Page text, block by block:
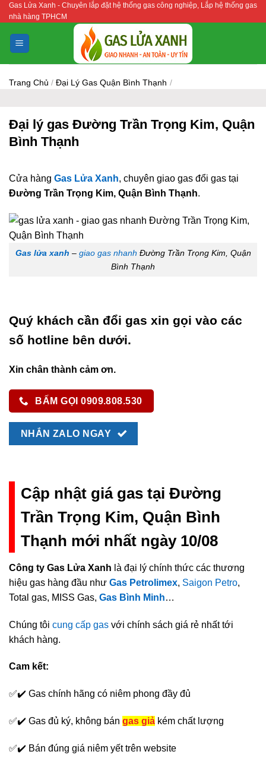
Bỏ
qua
nội
dung
Gas Lửa Xanh - Chuyên lắp đặt hệ thống gas công nghiệp, Lắp hệ thống gas
nhà hàng TPHCM
Trang Chủ / Đại Lý Gas Quận Bình Thạnh /
Đại lý gas Đường Trần Trọng Kim, Quận
Bình Thạnh
Cửa hàng Gas Lửa Xanh, chuyên giao gas đổi gas tại
Đường Trần Trọng Kim, Quận Bình Thạnh.
Gas lửa xanh – giao gas nhanh Đường Trần Trọng Kim, Quận
Bình Thạnh
Quý khách cần đổi gas xin gọi vào các
số hotline bên dưới.
Xin chân thành cảm ơn.
BẤM GỌI 0909.808.530
NHẮN ZALO NGAY
Cập nhật giá gas tại Đường
Trần Trọng Kim, Quận Bình
Thạnh mới nhất ngày 10/08
Công ty Gas Lửa Xanh là đại lý chính thức các thương
hiệu gas hàng đầu như Gas Petrolimex, Saigon Petro,
Total gas, MISS Gas, Gas Bình Minh…
Chúng tôi cung cấp gas với chính sách giá rẻ nhất tới
khách hàng.
Cam kết:
✅✔️ Gas chính hãng có niêm phong đầy đủ
✅✔️ Gas đủ ký, không bán gas giả kém chất lượng
✅✔️ Bán đúng giá niêm yết trên website